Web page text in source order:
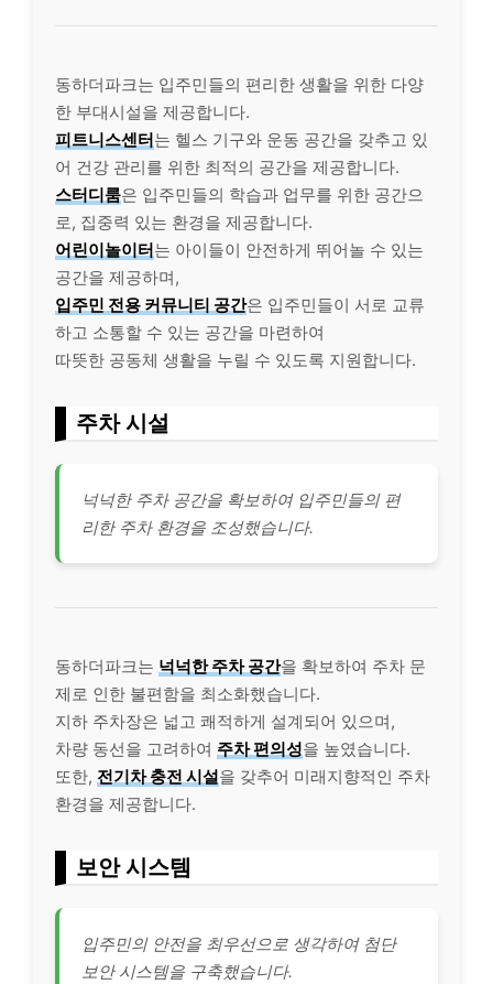
동하더파크는 입주민들의 편리한 생활을 위한 다양
한 부대시설을 제공합니다.
피트니스센터는 헬스 기구와 운동 공간을 갖추고 있
어 건강 관리를 위한 최적의 공간을 제공합니다.
스터디룸은 입주민들의 학습과 업무를 위한 공간으
로, 집중력 있는 환경을 제공합니다.
어린이놀이터는 아이들이 안전하게 뛰어놀 수 있는
공간을 제공하며,
입주민 전용 커뮤니티 공간은 입주민들이 서로 교류
하고 소통할 수 있는 공간을 마련하여
따뜻한 공동체 생활을 누릴 수 있도록 지원합니다.
주차 시설
넉넉한 주차 공간을 확보하여 입주민들의 편
리한 주차 환경을 조성했습니다.
동하더파크는 넉넉한 주차 공간을 확보하여 주차 문
제로 인한 불편함을 최소화했습니다.
지하 주차장은 넓고 쾌적하게 설계되어 있으며,
차량 동선을 고려하여 주차 편의성을 높였습니다.
또한, 전기차 충전 시설을 갖추어 미래지향적인 주차
환경을 제공합니다.
보안 시스템
입주민의 안전을 최우선으로 생각하여 첨단
보안 시스템을 구축했습니다.